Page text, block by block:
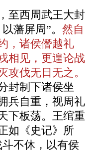
至西周武王大封
藩屏周”。 然自
，诸侯僭越礼
相见，更遑论战
攻伐无日无之。
封制下诸侯坐
兵自重，视周礼
下板荡。王绾重
如《史记》所
不休，以有侯